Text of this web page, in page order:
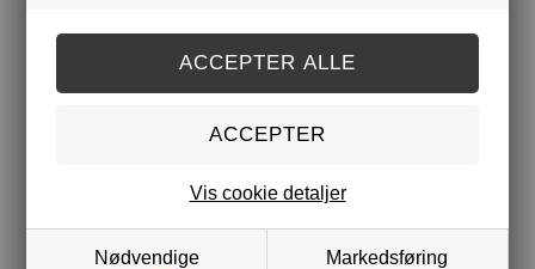
Nødvendige Markedsføring
Vis cookie detaljer
THE